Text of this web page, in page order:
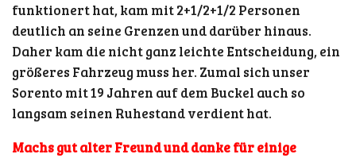
funktionert hat, kam mit 2+1/2+1/2 Personen
deutlich an seine Grenzen und darüber hinaus.
Daher kam die nicht ganz leichte Entscheidung, ein
größeres Fahrzeug muss her. Zumal sich unser
Sorento mit 19 Jahren auf dem Buckel auch so
langsam seinen Ruhestand verdient hat.
Machs gut alter Freund und danke für einige